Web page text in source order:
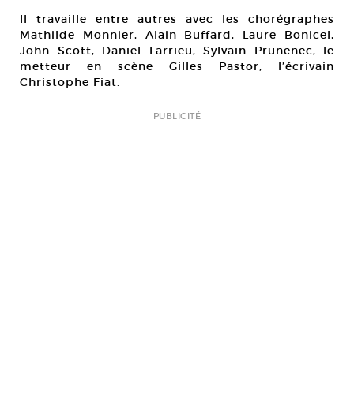
Il travaille entre autres avec les chorégraphes
Mathilde Monnier, Alain Buffard, Laure Bonicel,
John Scott, Daniel Larrieu, Sylvain Prunenec, le
metteur en scène Gilles Pastor, l’écrivain
Christophe Fiat.
PUBLICITÉ